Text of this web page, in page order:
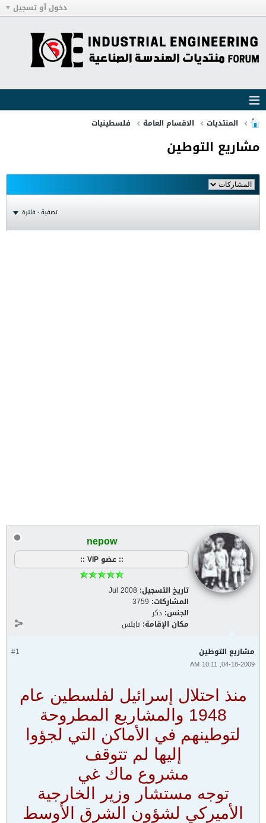
دخول أو تسجيل
المنتديات الاقسام العامة فلسطينيات
مشاريع التوطين
تصفية - فلترة
nepow
:: عضو VIP ::
تاريخ التسجيل: Jul 2008
المشاركات: 3759
الجنس: ذكر
مكان الإقامة: نابلس
#1 مشاريع التوطين
04-18-2009, 10:11 AM
منذ احتلال إسرائيل لفلسطين عام
1948 والمشاريع المطروحة
لتوطينهم في الأماكن التي لجؤوا
إليها لم تتوقف
مشروع ماك غي
توجه مستشار وزير الخارجية
الأميركي لشؤون الشرق الأوسط